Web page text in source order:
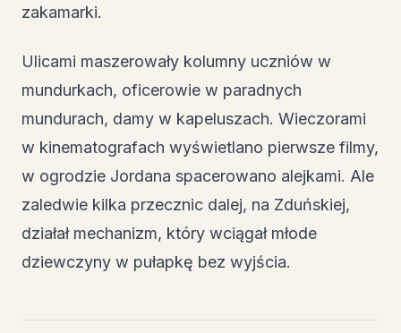
zakamarki.
Ulicami maszerowały kolumny uczniów w
mundurkach, oficerowie w paradnych
mundurach, damy w kapeluszach. Wieczorami
w kinematografach wyświetlano pierwsze filmy,
w ogrodzie Jordana spacerowano alejkami. Ale
zaledwie kilka przecznic dalej, na Zduńskiej,
działał mechanizm, który wciągał młode
dziewczyny w pułapkę bez wyjścia.